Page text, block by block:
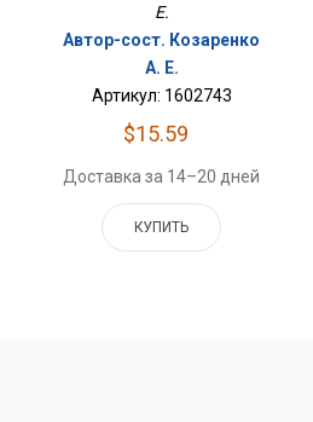
E.
Автор-сост. Козаренко
А. Е.
Артикул: 1602743
$15.59
Доставка за 14–20 дней
КУПИТЬ